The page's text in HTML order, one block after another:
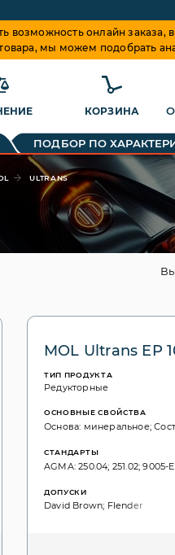
онлайн заказа,
мы можем подобрать
КОРЗИНА
ПОДБОР ПО
ULTRANS
без хлора;
51517: Part 3: CLP; ISO 6743:
MOL Ultrans EP
ТИП ПРОДУКТА
Редукторные
ОСНОВНЫЕ СВОЙСТВА
Основа: минеральное;
СТАНДАРТЫ
AGMA: 250.04; 251.02; 9005-
ДОПУСКИ
David Brown; Flender